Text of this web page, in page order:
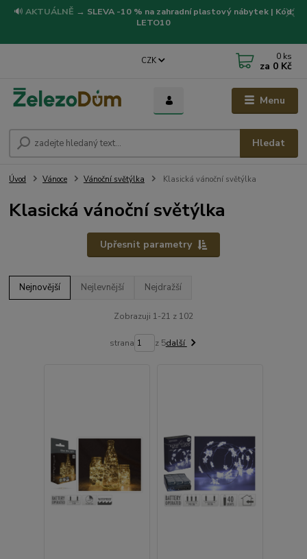
🔊 AKTUÁLNĚ → SLEVA -10 % na zahradní plastový nábytek | Kód:
LETO10
Menu
CZK
Hledat
0 ks
za 0 Kč
Úvod Vánoce Vánoční světýlka Klasická vánoční světýlka
Klasická vánoční světýlka
Upřesnit parametry
Nejnovější Nejlevnější Nejdražší
Zobrazuji 1-21 z 102
strana z 5další